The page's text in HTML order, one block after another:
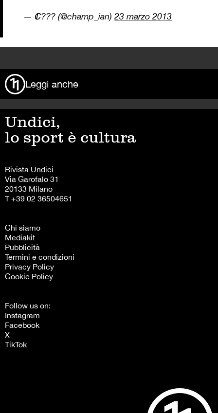
— ℂ??? (@champ_ian)23 marzo 2013
Leggi anche
Undici,
lo sport è cultura
Rivista Undici
Via Garofalo 31
20133 Milano
T +39 02 36504651
Chi siamo
Mediakit
Pubblicità
Termini e condizioni
Privacy Policy
Cookie Policy
Follow us on:
Instagram
Facebook
X
TikTok